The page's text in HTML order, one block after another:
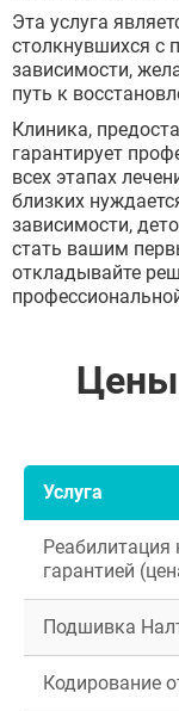
Эта услуга
столкнувшихся с
зависимости,
путь к
Клиника,
гарантирует
всех этапах
близких
зависимости,
стать вашим
откладывайте
Цены
Услуга
гарантией
Подшивка
Кодирование